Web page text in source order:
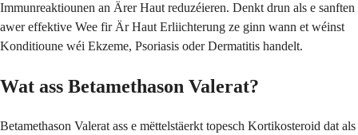
Immunreaktiounen an Ärer Haut reduzéieren. Denkt drun als e sanften
awer effektive Wee fir Är Haut Erliichterung ze ginn wann et wéinst
Konditioune wéi Ekzeme, Psoriasis oder Dermatitis handelt.
Wat ass Betamethason Valerat?
Betamethason Valerat ass e mëttelstäerkt topesch Kortikosteroid dat als